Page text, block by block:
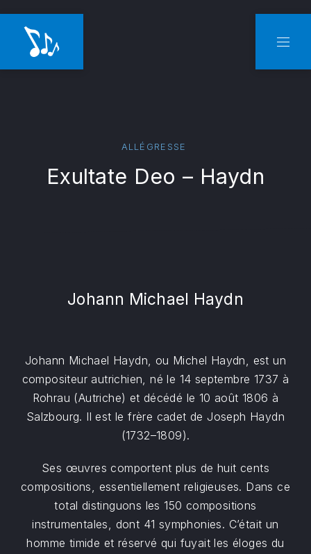
ALLÉGRESSE
Exultate Deo – Haydn
Johann Michael Haydn
Johann Michael Haydn, ou Michel Haydn, est un
compositeur autrichien, né le 14 septembre 1737 à
Rohrau (Autriche) et décédé le 10 août 1806 à
Salzbourg. Il est le frère cadet de Joseph Haydn
(1732–1809).
Ses œuvres comportent plus de huit cents
compositions, essentiellement religieuses. Dans ce
total distinguons les 150 compositions
instrumentales, dont 41 symphonies. C’était un
homme timide et réservé qui fuyait les éloges du